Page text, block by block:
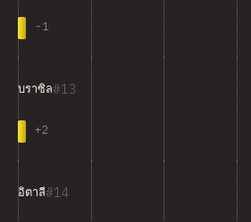
-1
13
บราซิล
+2
14
อิตาลี